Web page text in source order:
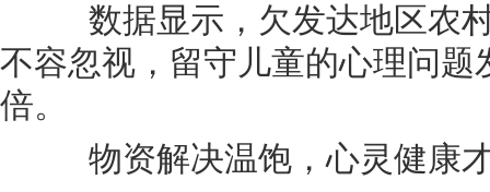
数据显示，欠发达地区农村
不容忽视，留守儿童的心理问题
倍。
物资解决温饱，心灵健康才